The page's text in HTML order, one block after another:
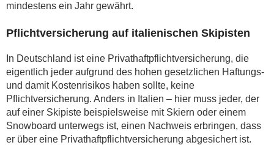
mindestens ein Jahr gewährt.
Pflichtversicherung auf italienischen Skipisten
In Deutschland ist eine Privathaftpflichtversicherung, die
eigentlich jeder aufgrund des hohen gesetzlichen Haftungs-
und damit Kostenrisikos haben sollte, keine
Pflichtversicherung. Anders in Italien – hier muss jeder, der
auf einer Skipiste beispielsweise mit Skiern oder einem
Snowboard unterwegs ist, einen Nachweis erbringen, dass
er über eine Privathaftpflichtversicherung abgesichert ist.